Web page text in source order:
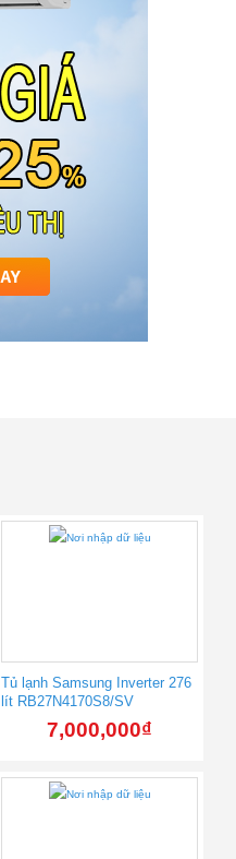
Tủ lạnh Samsung Inverter 276
lít RB27N4170S8/SV
7,000,000₫